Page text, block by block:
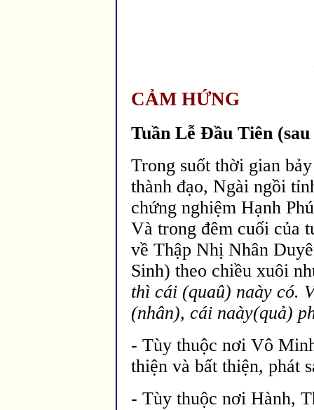
CẢM HỨNG
Tuần Lễ Đầu Tiên
Trong suốt thời gian
thành đạo, Ngài ngồi
chứng nghiệm Hạnh
Và trong đêm cuối của
về Thập Nhị Nhân
Sinh) theo chiều xuôi
thì cái (quaû) naày có.
(nhân), cái naày(quả)
- Tùy thuộc nơi Vô
thiện và bất thiện, phát
- Tùy thuộc nơi Hành,